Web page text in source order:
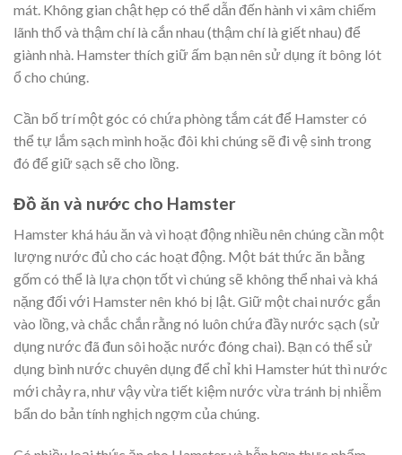
mát. Không gian chật hẹp có thể dẫn đến hành vi xâm chiếm
lãnh thổ và thậm chí là cắn nhau (thậm chí là giết nhau) để
giành nhà. Hamster thích giữ ấm bạn nên sử dụng ít bông lót
ổ cho chúng.
Cần bố trí một góc có chứa phòng tắm cát để Hamster có
thể tự lắm sạch mình hoặc đôi khi chúng sẽ đi vệ sinh trong
đó để giữ sạch sẽ cho lồng.
Đồ ăn và nước cho Hamster
Hamster khá háu ăn và vì hoạt động nhiều nên chúng cần một
lượng nước đủ cho các hoạt động. Một bát thức ăn bằng
gốm có thể là lựa chọn tốt vì chúng sẽ không thể nhai và khá
nặng đối với Hamster nên khó bị lật. Giữ một chai nước gắn
vào lồng, và chắc chắn rằng nó luôn chứa đầy nước sạch (sử
dụng nước đã đun sôi hoặc nước đóng chai). Bạn có thể sử
dụng bình nước chuyên dụng để chỉ khi Hamster hút thì nước
mới chảy ra, như vậy vừa tiết kiệm nước vừa tránh bị nhiễm
bẩn do bản tính nghịch ngợm của chúng.